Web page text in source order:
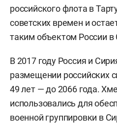
российского флота в
советских времен и
таким объектом России
В 2017 году Россия и
размещении российских
49 лет — до 2066 года.
использовались для
военной группировки в